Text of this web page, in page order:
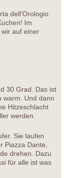
dell'Orologio
Im
auf einer
30 Grad. Das ist
warm. Und dann
Hitzeschlacht
werden.
Sie laufen
Piazza Dante,
drehen. Dazu
für alle ist was